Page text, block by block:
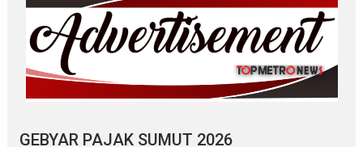
GEBYAR PAJAK SUMUT 2026